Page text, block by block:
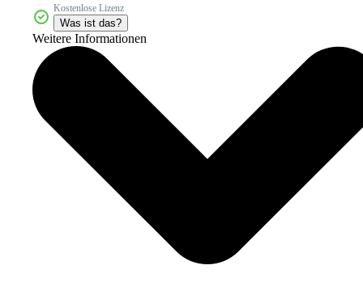
Kostenlose Lizenz
Was ist das?
Weitere Informationen